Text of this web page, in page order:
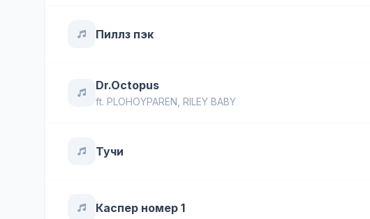
Пиллз пэк
Dr.Octopus
ft. PLOHOYPAREN RILEY BABY
Тучи
Каспер номер 1